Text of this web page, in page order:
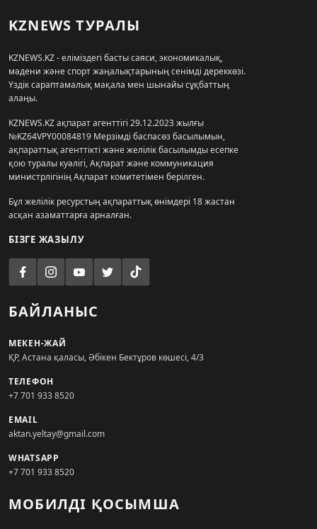
KZNEWS ТУРАЛЫ
KZNEWS.KZ - еліміздегі басты саяси, экономикалық,
мәдени және спорт жаңалықтарының сенімді дереккөзі.
Үздік сараптамалық мақала мен шынайы сұқбаттың
алаңы.
KZNEWS.KZ ақпарат агенттігі 29.12.2023 жылғы
№KZ64VPY00084819 Мерзімді баспасөз басылымын,
ақпараттық агенттікті және желілік басылымды есепке
қою туралы куәлігі, Ақпарат және коммуникация
министрлігінің Ақпарат комитетімен берілген.
Бұл желілік ресурстың ақпараттық өнімдері 18 жастан
асқан азаматтарға арналған.
БІЗГЕ ЖАЗЫЛУ
БАЙЛАНЫС
МЕКЕН-ЖАЙ
ҚР, Астана қаласы, Әбікен Бектұров көшесі, 4/3
ТЕЛЕФОН
+7 701 933 8520
EMAIL
aktan.yeltay@gmail.com
WHATSAPP
+7 701 933 8520
МОБИЛДІ ҚОСЫМША